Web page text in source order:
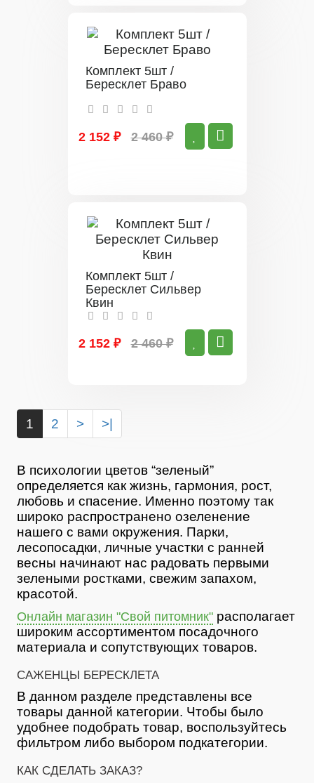
Комплект 5шт /
Бересклет Браво
2 152 ₽ 2 460 ₽
Комплект 5шт /
Бересклет Сильвер
Квин
2 152 ₽ 2 460 ₽
1 2 > >|
В психологии цветов “зеленый”
определяется как жизнь, гармония, рост,
любовь и спасение. Именно поэтому так
широко распространено озеленение
нашего с вами окружения. Парки,
лесопосадки, личные участки с ранней
весны начинают нас радовать первыми
зелеными ростками, свежим запахом,
красотой.
Онлайн магазин "Свой питомник" располагает
широким ассортиментом посадочного
материала и сопутствующих товаров.
САЖЕНЦЫ БЕРЕСКЛЕТА
В данном разделе представлены все
товары данной категории. Чтобы было
удобнее подобрать товар, воспользуйтесь
фильтром либо выбором подкатегории.
КАК СДЕЛАТЬ ЗАКАЗ?